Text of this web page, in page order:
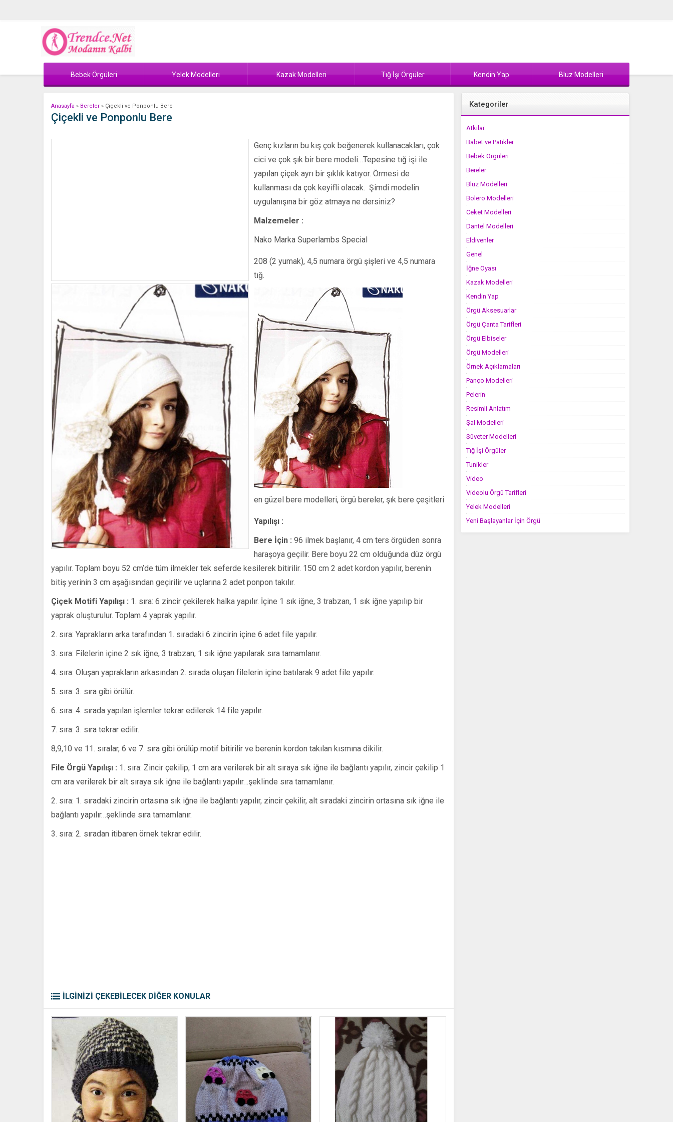
Bebek Örgüleri Yelek Modelleri Kazak Modelleri Tığ İşi Örgüler Kendin Yap Bluz Modelleri
Anasayfa » Bereler » Çiçekli ve Ponponlu Bere
Çiçekli ve Ponponlu Bere
Genç kızların bu kış çok beğenerek kullanacakları, çok
cici ve çok şık bir bere modeli…Tepesine tığ işi ile
yapılan çiçek ayrı bir şıklık katıyor. Örmesi de
kullanması da çok keyifli olacak. Şimdi modelin
uygulanışına bir göz atmaya ne dersiniz?
Malzemeler :
Nako Marka Superlambs Special
208 (2 yumak), 4,5 numara örgü şişleri ve 4,5 numara
tığ.
en güzel bere modelleri, örgü bereler, şık bere çeşitleri
Yapılışı :
Bere İçin : 96 ilmek başlanır, 4 cm ters örgüden sonra
haraşoya geçilir. Bere boyu 22 cm olduğunda düz örgü
yapılır. Toplam boyu 52 cm’de tüm ilmekler tek seferde kesilerek bitirilir. 150 cm 2 adet kordon yapılır, berenin
bitiş yerinin 3 cm aşağısından geçirilir ve uçlarına 2 adet ponpon takılır.
Çiçek Motifi Yapılışı : 1. sıra: 6 zincir çekilerek halka yapılır. İçine 1 sık iğne, 3 trabzan, 1 sık iğne yapılıp bir
yaprak oluşturulur. Toplam 4 yaprak yapılır.
2. sıra: Yaprakların arka tarafından 1. sıradaki 6 zincirin içine 6 adet file yapılır.
3. sıra: Filelerin içine 2 sık iğne, 3 trabzan, 1 sık iğne yapılarak sıra tamamlanır.
4. sıra: Oluşan yaprakların arkasından 2. sırada oluşan filelerin içine batılarak 9 adet file yapılır.
5. sıra: 3. sıra gibi örülür.
6. sıra: 4. sırada yapılan işlemler tekrar edilerek 14 file yapılır.
7. sıra: 3. sıra tekrar edilir.
8,9,10 ve 11. sıralar, 6 ve 7. sıra gibi örülüp motif bitirilir ve berenin kordon takılan kısmına dikilir.
File Örgü Yapılışı : 1. sıra: Zincir çekilip, 1 cm ara verilerek bir alt sıraya sık iğne ile bağlantı yapılır, zincir çekilip 1
cm ara verilerek bir alt sıraya sık iğne ile bağlantı yapılır…şeklinde sıra tamamlanır.
2. sıra: 1. sıradaki zincirin ortasına sık iğne ile bağlantı yapılır, zincir çekilir, alt sıradaki zincirin ortasına sık iğne ile
bağlantı yapılır…şeklinde sıra tamamlanır.
3. sıra: 2. sıradan itibaren örnek tekrar edilir.
İLGİNİZİ ÇEKEBİLECEK DİĞER KONULAR
Kategoriler
Atkılar
Babet ve Patikler
Bebek Örgüleri
Bereler
Bluz Modelleri
Bolero Modelleri
Ceket Modelleri
Dantel Modelleri
Eldivenler
Genel
İğne Oyası
Kazak Modelleri
Kendin Yap
Örgü Aksesuarlar
Örgü Çanta Tarifleri
Örgü Elbiseler
Örgü Modelleri
Örnek Açıklamaları
Panço Modelleri
Pelerin
Resimli Anlatım
Şal Modelleri
Süveter Modelleri
Tığ İşi Örgüler
Tunikler
Video
Videolu Örgü Tarifleri
Yelek Modelleri
Yeni Başlayanlar İçin Örgü